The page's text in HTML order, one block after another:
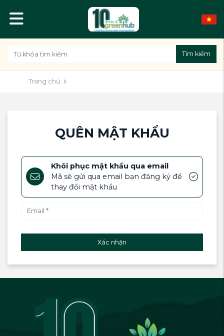
Tìm kiếm
Trang chủ
QUÊN MẬT KHẨU
Khôi phục mật khẩu qua email
Mã sẽ gửi qua email bạn đăng ký để
thay đổi mật khẩu
Xác nhận